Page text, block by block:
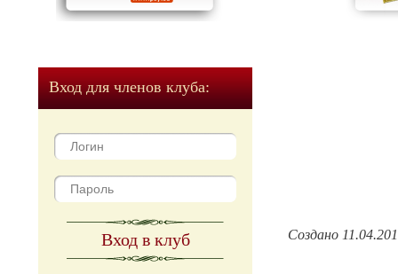
Вход для членов клуба:
Вход в клуб Создано